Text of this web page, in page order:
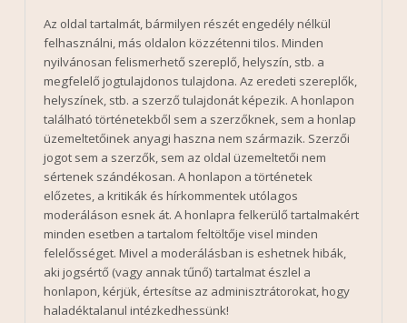
Az oldal tartalmát, bármilyen részét engedély nélkül
felhasználni, más oldalon közzétenni tilos. Minden
nyilvánosan felismerhető szereplő, helyszín, stb. a
megfelelő jogtulajdonos tulajdona. Az eredeti szereplők,
helyszínek, stb. a szerző tulajdonát képezik. A honlapon
található történetekből sem a szerzőknek, sem a honlap
üzemeltetőinek anyagi haszna nem származik. Szerzői
jogot sem a szerzők, sem az oldal üzemeltetői nem
sértenek szándékosan. A honlapon a történetek
előzetes, a kritikák és hírkommentek utólagos
moderáláson esnek át. A honlapra felkerülő tartalmakért
minden esetben a tartalom feltöltője visel minden
felelősséget. Mivel a moderálásban is eshetnek hibák,
aki jogsértő (vagy annak tűnő) tartalmat észlel a
honlapon, kérjük, értesítse az adminisztrátorokat, hogy
haladéktalanul intézkedhessünk!